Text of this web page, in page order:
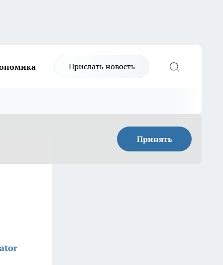
Прислать новость
Принять